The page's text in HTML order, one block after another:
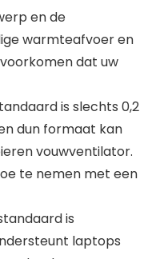
en de
warmteafvoer en
dat uw
is slechts 0,2
dun formaat kan
vouwventilator.
te nemen met een
is
laptops